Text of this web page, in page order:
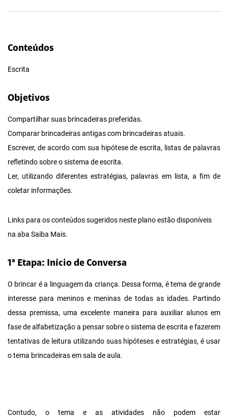
Conteúdos
Escrita
Objetivos
Compartilhar suas brincadeiras preferidas.
Comparar brincadeiras antigas com brincadeiras atuais.
Escrever, de acordo com sua hipótese de escrita, listas de palavras
refletindo sobre o sistema de escrita.
Ler, utilizando diferentes estratégias, palavras em lista, a fim de
coletar informações.
Links para os conteúdos sugeridos neste plano estão disponíveis
na aba Saiba Mais.
1ª Etapa: Início de Conversa
O brincar é a linguagem da criança. Dessa forma, é tema de grande
interesse para meninos e meninas de todas as idades. Partindo
dessa premissa, uma excelente maneira para auxiliar alunos em
fase de alfabetização a pensar sobre o sistema de escrita e fazerem
tentativas de leitura utilizando suas hipóteses e estratégias, é usar
o tema brincadeiras em sala de aula.
Contudo, o tema e as atividades não podem estar